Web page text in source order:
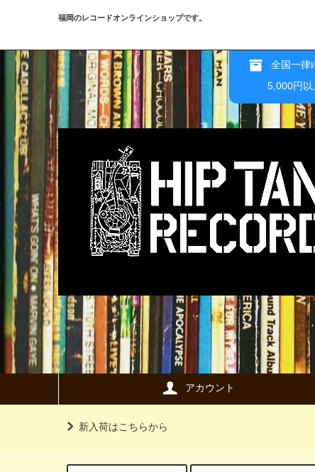
福岡のレコードオンラインショップです。
全国一律
5,000円以
アカウント
新入荷はこちらから